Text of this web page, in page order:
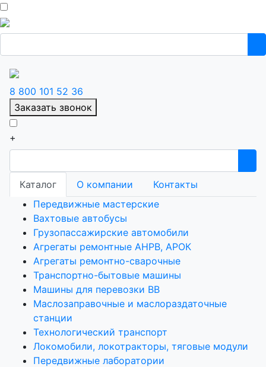
8 800 101 52 36
Заказать звонок
+
Каталог О компании
Контакты
Передвижные мастерские
Вахтовые автобусы
Грузопассажирские автомобили
Агрегаты ремонтные АНРВ, АРОК
Агрегаты ремонтно-сварочные
Транспортно-бытовые машины
Машины для перевозки ВВ
Маслозаправочные и маслораздаточные
станции
Технологический транспорт
Локомобили, локотракторы, тяговые модули
Передвижные лаборатории